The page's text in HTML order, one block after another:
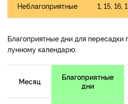
Неблагоприятные 1, 15, 16,
Благоприятные дни для пересадки
лунному календарю:
Месяц
Благоприятные
дни